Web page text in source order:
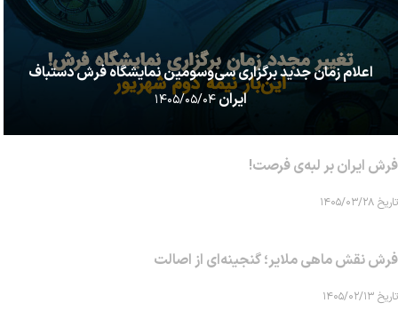
اعلام زمان جدید برگزاری سی‌وسومین نمایشگاه فرش دستباف
ایران۱۴۰۵/۰۵/۰۴
فرش ایران بر لبه‌ی فرصت!
تاریخ ۱۴۰۵/۰۳/۲۸
فرش نقش ماهی‌ ملایر؛ گنجینه‌ای از اصالت
تاریخ ۱۴۰۵/۰۲/۱۳